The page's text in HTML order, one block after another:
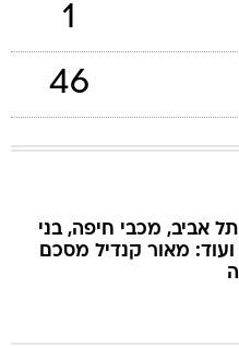
1
46
אביב, מכבי חיפה, בני
ועוד: מאור קנדיל מסכם